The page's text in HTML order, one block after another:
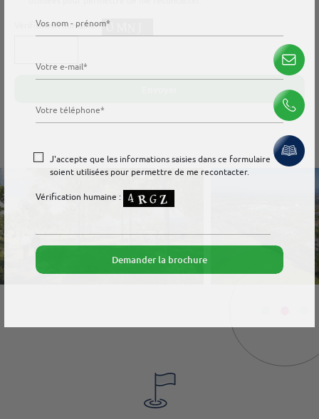
Vérification humaine :
Veuillez
laisser
champ
J'accepte que les informations saisies dans ce formulaire
soient utilisées pour permettre de me recontacter.
Vérification humaine :
Demander la brochure